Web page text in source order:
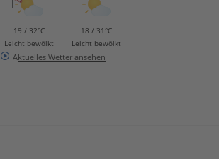
19 / 32°C
Leicht bewölkt
18 / 31°C
Leicht bewölkt
Aktuelles Wetter ansehen